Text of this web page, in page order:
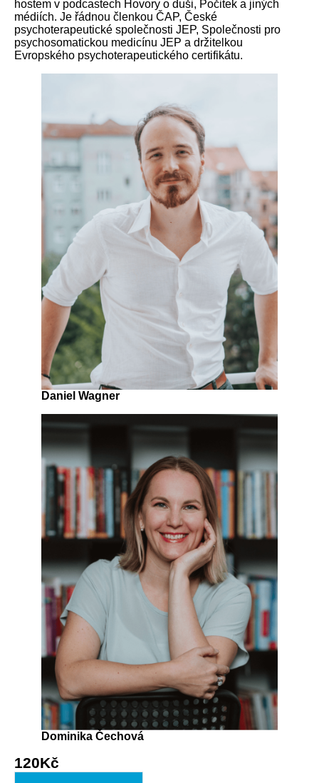
hostem v podcastech Hovory o duši, Počitek a jiných
médiích. Je řádnou členkou ČAP, České
psychoterapeutické společnosti JEP, Společnosti pro
psychosomatickou medicínu JEP a držitelkou
Evropského psychoterapeutického certifikátu.
Daniel Wagner
Dominika Čechová
120Kč